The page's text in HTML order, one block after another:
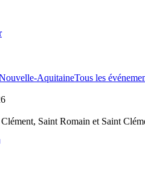
AquitaineTous les
, Saint Romain et Saint